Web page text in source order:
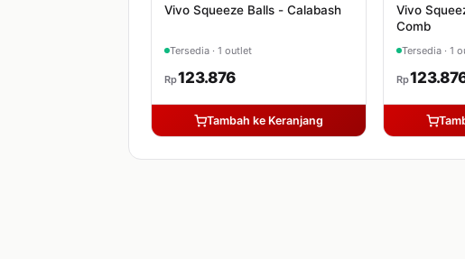
Vivo Squeeze Balls - Calabash
Tersedia · 1 outlet
Rp123.876
Tambah ke Keranjang
Vivo
Comb
Tersedia · 1
Rp